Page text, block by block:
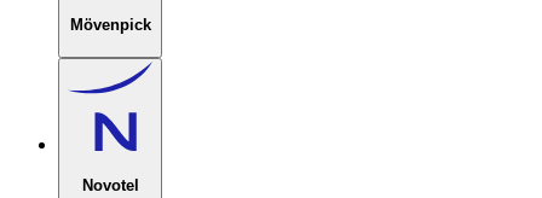
Mövenpick
Novotel